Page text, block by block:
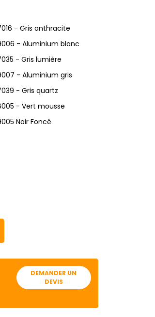
- Gris anthracite
- Aluminium blanc
- Gris lumière
- Aluminium gris
- Gris quartz
- Vert mousse
Noir Foncé
DEMANDER UN
DEVIS